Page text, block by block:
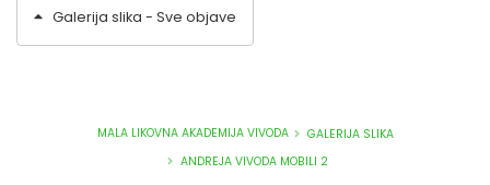
Galerija slika - Sve objave
MALA LIKOVNA AKADEMIJA VIVODA
GALERIJA SLIKA
ANDREJA VIVODA MOBILI 2